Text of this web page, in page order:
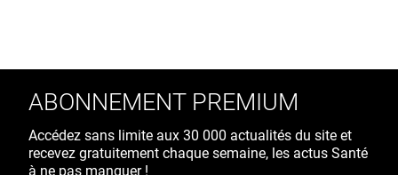
ABONNEMENT PREMIUM
Accédez sans limite aux 30 000 actualités du site et
recevez gratuitement chaque semaine, les actus Santé
à ne pas manquer !